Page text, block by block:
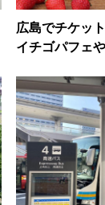
広島でチケッ
イチゴパフェ